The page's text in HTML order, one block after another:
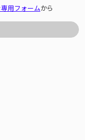
用フォームから